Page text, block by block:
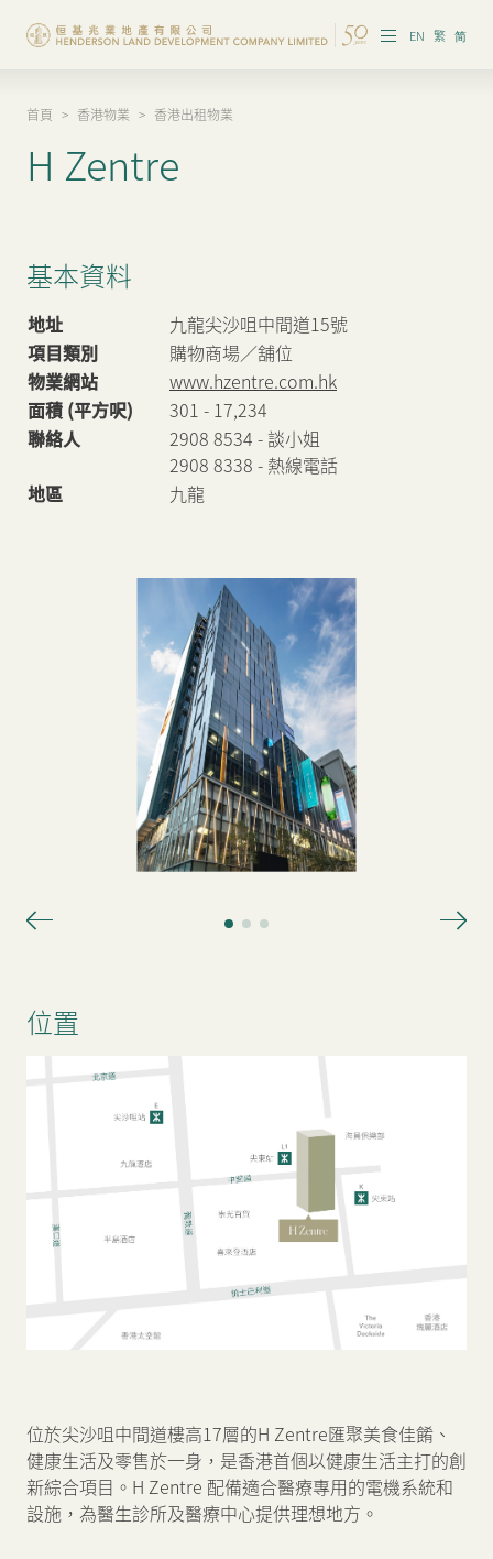
EN 繁 简
集團概覽
投資者資訊
內地物業
企業管治
可持續發展
我們的團隊
品牌理念
網頁連結
首頁 > 香港物業 > 香港出租物業
H Zentre
基本資料
地址
九龍尖沙咀中間道15號
項目類別
購物商場／舖位
物業網站
www.hzentre.com.hk
面積 (平方呎)
301 - 17,234
聯絡人
2908 8534 - 談小姐
2908 8338 - 熱線電話
地區
九龍
位置
位於尖沙咀中間道樓高17層的H Zentre匯聚美食佳餚、
健康生活及零售於一身，是香港首個以健康生活主打的創
新綜合項目。H Zentre 配備適合醫療專用的電機系統和
設施，為醫生診所及醫療中心提供理想地方。